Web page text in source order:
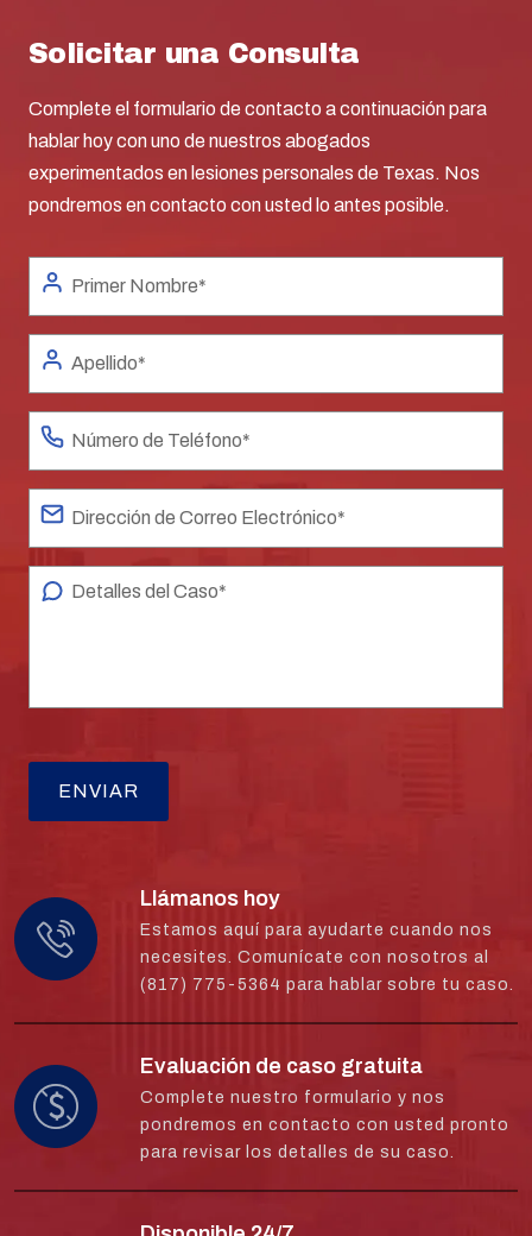
Solicitar una Consulta
Complete el formulario de contacto a continuación para
hablar hoy con uno de nuestros abogados
experimentados en lesiones personales de Texas. Nos
pondremos en contacto con usted lo antes posible.
Llámanos hoy
Estamos aquí para ayudarte cuando nos
necesites. Comunícate con nosotros al
(817) 775-5364 para hablar sobre tu caso.
Evaluación de caso gratuita
Complete nuestro formulario y nos
pondremos en contacto con usted pronto
para revisar los detalles de su caso.